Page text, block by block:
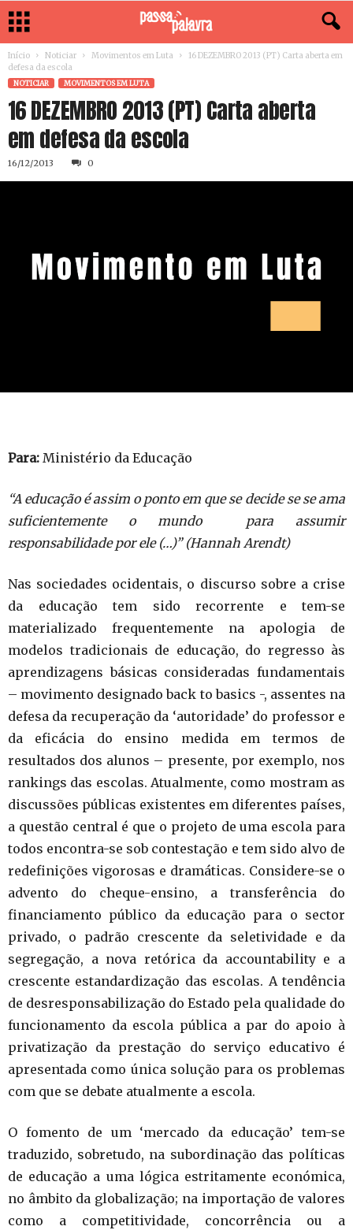
Início Noticiar Movimentos em Luta
16 DEZEMBRO 2013 (PT) Carta aberta em
defesa da escola
NOTICIAR MOVIMENTOS EM LUTA
16 DEZEMBRO 2013 (PT) Carta aberta
em defesa da escola
16/12/2013 0
Para: Ministério da Educação
“A educação é assim o ponto em que se decide se se ama
suficientemente o mundo para assumir
responsabilidade por ele (…)” (Hannah Arendt)
Nas sociedades ocidentais, o discurso sobre a crise
da educação tem sido recorrente e tem-se
materializado frequentemente na apologia de
modelos tradicionais de educação, do regresso às
aprendizagens básicas consideradas fundamentais
– movimento designado back to basics -, assentes na
defesa da recuperação da ‘autoridade’ do professor e
da eficácia do ensino medida em termos de
resultados dos alunos – presente, por exemplo, nos
rankings das escolas. Atualmente, como mostram as
discussões públicas existentes em diferentes países,
a questão central é que o projeto de uma escola para
todos encontra-se sob contestação e tem sido alvo de
redefinições vigorosas e dramáticas. Considere-se o
advento do cheque-ensino, a transferência do
financiamento público da educação para o sector
privado, o padrão crescente da seletividade e da
segregação, a nova retórica da accountability e a
crescente estandardização das escolas. A tendência
de desresponsabilização do Estado pela qualidade do
funcionamento da escola pública a par do apoio à
privatização da prestação do serviço educativo é
apresentada como única solução para os problemas
com que se debate atualmente a escola.
O fomento de um ‘mercado da educação’ tem-se
traduzido, sobretudo, na subordinação das políticas
de educação a uma lógica estritamente económica,
no âmbito da globalização; na importação de valores
como a competitividade, concorrência ou a